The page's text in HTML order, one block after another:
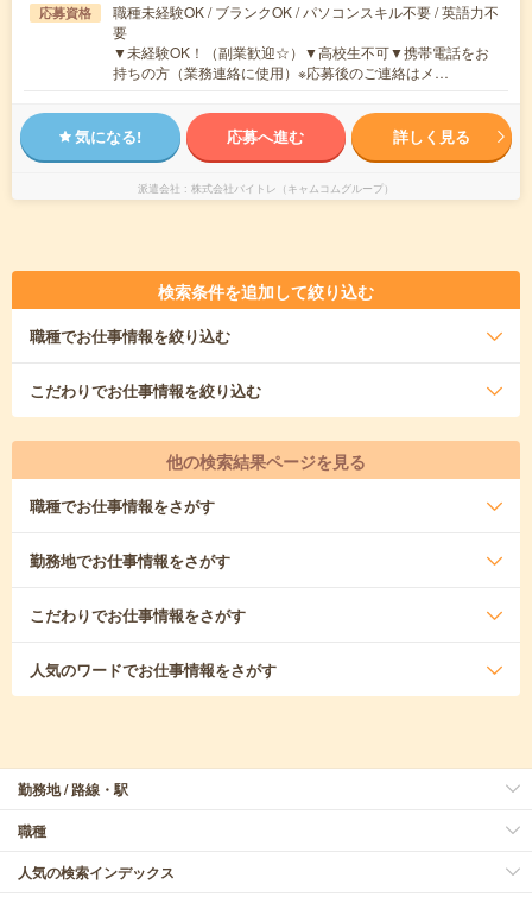
応募資格
職種未経験OK / ブランクOK / パソコンスキル不要 / 英語力不
要
▼未経験OK！（副業歓迎☆）▼高校生不可▼携帯電話をお
持ちの方（業務連絡に使用）※応募後のご連絡はメ…
気になる! 応募へ進む 詳しく見る
派遣会社 株式会社バイトレ（キャムコムグループ）
検索条件を追加して絞り込む
職種でお仕事情報を絞り込む
こだわりでお仕事情報を絞り込む
他の検索結果ページを見る
職種でお仕事情報をさがす
勤務地でお仕事情報をさがす
こだわりでお仕事情報をさがす
人気のワードでお仕事情報をさがす
勤務地 / 路線・駅
職種
人気の検索インデックス